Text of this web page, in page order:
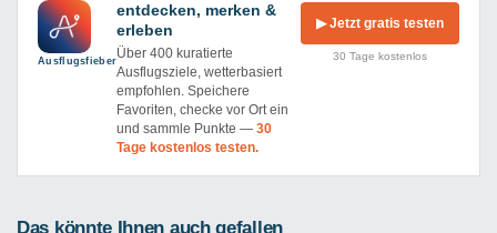
Ausflug­sfieber
entdecken, merken &
erleben
Über 400 kuratierte
Ausflugsziele, wetterbasiert
empfohlen. Speichere
Favoriten, checke vor Ort ein
und sammle Punkte —30
Tage kostenlos testen.
▶ Jetzt gratis testen
30 Tage kostenlos
Das könnte Ihnen auch gefallen